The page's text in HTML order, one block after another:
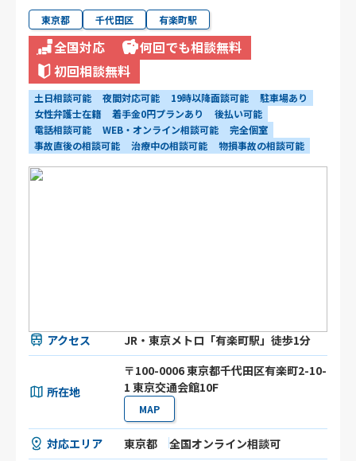
東京都 千代田区 有楽町駅
全国対応
何回でも相談無料
初回相談無料
土日相談可能 夜間対応可能 19時以降面談可能
駐車場あり
女性弁護士在籍
着手金0円プランあり
後払い可能
電話相談可能
WEB・オンライン相談可能
完全個室
事故直後の相談可能
治療中の相談可能 物損事故の相談可能
アクセス JR・東京メトロ「有楽町駅」徒歩1分
所在地
〒100-0006 東京都千代田区有楽町2-10-
1 東京交通会館10F
MAP
対応エリア 東京都 全国オンライン相談可